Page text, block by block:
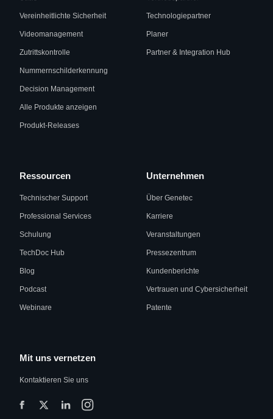
Vereinheitlichte Sicherheit
Videomanagement
Zutrittskontrolle
Nummernschilderkennung
Decision Management
Alle Produkte anzeigen
Produkt-Releases
Technologiepartner
Planer
Partner & Integration Hub
Ressourcen
Technischer Support
Professional Services
Schulung
TechDoc Hub
Blog
Podcast
Webinare
Unternehmen
Über Genetec
Karriere
Veranstaltungen
Pressezentrum
Kundenberichte
Vertrauen und Cybersicherheit
Patente
Mit uns vernetzen
Kontaktieren Sie uns